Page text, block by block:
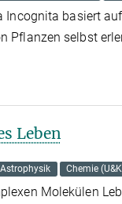
Incognita basiert
Pflanzen selbst
Leben
Astrophysik Chemie
Molekülen